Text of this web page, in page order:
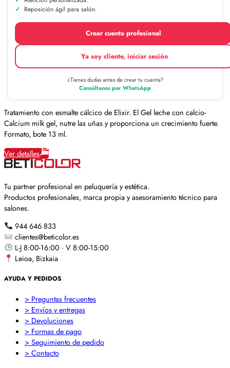
Reposición ágil para salón.
Crear cuenta profesional
Ya soy cliente, iniciar sesión
¿Tienes dudas antes de crear tu cuenta?
Consúltanos por WhatsApp
Tratamiento con esmalte cálcico de Elixir. El Gel leche con calcio-
Calcium milk gel, nutre las uñas y proporciona un crecimiento fuerte.
Formato, bote 13 ml.
Ver detalles
Tu partner profesional en peluquería y estética.
Productos profesionales, marca propia y asesoramiento técnico para
salones.
944 646 833
clientes@beticolor.es
L-J 8:00-16:00 · V 8:00-15:00
Leioa, Bizkaia
AYUDA Y PEDIDOS
> Preguntas frecuentes
> Envíos y entregas
> Devoluciones
> Formas de pago
> Seguimiento de pedido
> Contacto